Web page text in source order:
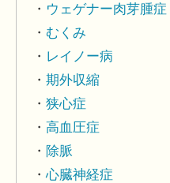
ウェゲナー肉芽腫症
むくみ
レイノー病
期外収縮
狭心症
高血圧症
除脈
心臓神経症